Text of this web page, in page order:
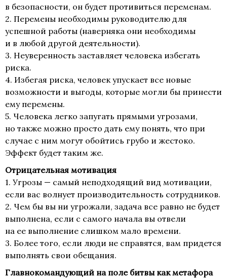
в безопасности, он будет противиться переменам.
2. Перемены необходимы руководителю для
успешной работы (наверняка они необходимы
и в любой другой деятельности).
3. Неуверенность заставляет человека избегать
риска.
4. Избегая риска, человек упускает все новые
возможности и выгоды, которые могли бы принести
ему перемены.
5. Человека легко запугать прямыми угрозами,
но также можно просто дать ему понять, что при
случае с ним могут обойтись грубо и жестоко.
Эффект будет таким же.
Отрицательная мотивация
1. Угрозы — самый неподходящий вид мотивации,
если вас волнует производительность сотрудников.
2. Чем бы вы ни угрожали, задача все равно не будет
выполнена, если с самого начала вы отвели
на ее выполнение слишком мало времени.
3. Более того, если люди не справятся, вам придется
выполнять свои обещания.
Главнокомандующий на поле битвы как метафора